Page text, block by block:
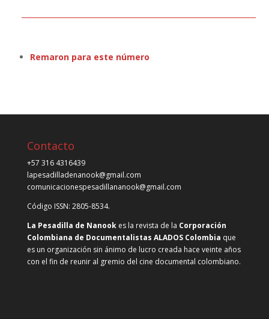
Remaron para este número
Contacto
+57 316 4316439
lapesadilladenanook@gmail.com
comunicacionespesadillananook@gmail.com
Código ISSN: 2805-8534.
La Pesadilla de Nanookes la revista de la Corporación
Colombiana de Documentalistas ALADOS Colombia que
es un organización sin ánimo de lucro creada hace veinte años
con el fin de reunir al gremio del cine documental colombiano.